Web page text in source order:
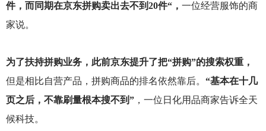
件，而同期在京东拼购卖出去不到20件“， 一位经营服饰的商
家说。
为了扶持拼购业务，此前京东提升了把“拼购”的搜索权重，
但是相比自营产品，拼购商品的排名依然靠后。 “基本在十几
页之后，不靠刷量根本搜不到”，一位日化用品商家告诉全天
候科技。